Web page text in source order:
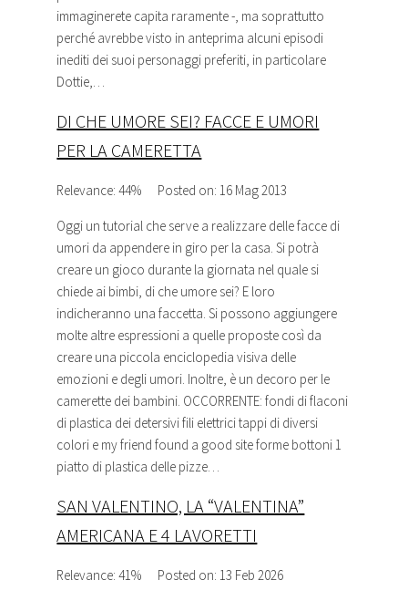
immaginerete capita raramente -, ma soprattutto
perché avrebbe visto in anteprima alcuni episodi
inediti dei suoi personaggi preferiti, in particolare
Dottie,…
DI CHE UMORE SEI? FACCE E UMORI
PER LA CAMERETTA
Relevance: 44% Posted on: 16 Mag 2013
Oggi untutorial che serve a realizzare delle facce di
umori da appendere in giro per la casa. Si potrà
creare un gioco durante la giornata nel quale si
chiede ai bimbi, di che umore sei? E loro
indicheranno una faccetta. Si possono aggiungere
molte altre espressioni a quelle proposte così da
creare una piccola enciclopedia visiva delle
emozioni e degli umori. Inoltre, è un decoro per le
camerette dei bambini. OCCORRENTE: fondi di flaconi
di plastica dei detersivi fili elettrici tappi di diversi
colori e my friend found a good site forme bottoni 1
piatto di plastica delle pizze…
SAN VALENTINO, LA “VALENTINA”
AMERICANA E 4 LAVORETTI
Relevance: 41% Posted on: 13 Feb 2026